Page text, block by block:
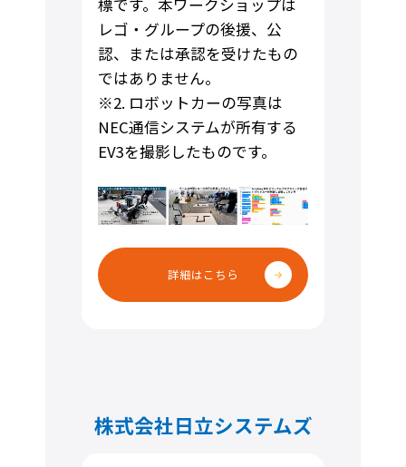
レゴ・グループの後援、公
認、または承認を受けたもの
ではありません。
※2. ロボットカーの写真は
NEC通信システムが所有する
EV3を撮影したものです。
詳細はこちら
株式会社日立システムズ